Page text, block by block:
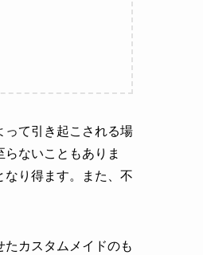
て引き起こされる場
ないこともありま
り得ます。また、不
カスタムメイドのも